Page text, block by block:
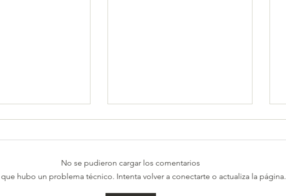
No se pudieron cargar los comentarios
que hubo un problema técnico. Intenta volver a conectarte o actualiza la página.